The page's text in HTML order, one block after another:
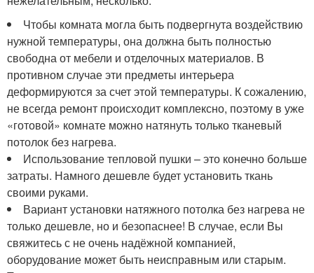
Чтобы комната могла быть подвергнута воздействию
нужной температуры, она должна быть полностью
свободна от мебели и отделочных материалов. В
противном случае эти предметы интерьера
деформируются за счет этой температуры. К сожалению,
не всегда ремонт происходит комплексно, поэтому в уже
«готовой» комнате можно натянуть только тканевый
потолок без нагрева.
Использование тепловой пушки – это конечно больше
затраты. Намного дешевле будет установить ткань
своими руками.
Вариант установки натяжного потолка без нагрева не
только дешевле, но и безопаснее! В случае, если Вы
свяжитесь с не очень надёжной компанией,
оборудование может быть неисправным или старым.